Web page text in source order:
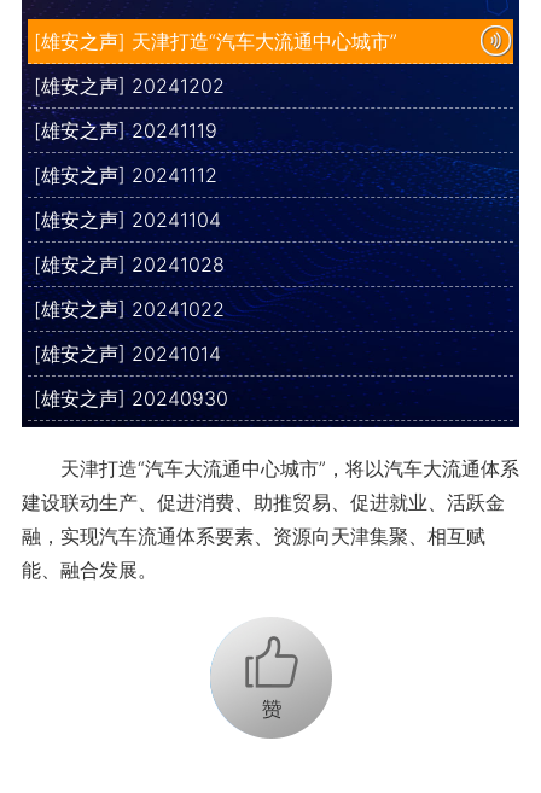
[雄安之声] 天津打造“汽车大流通中心城市”
[雄安之声] 20241202
[雄安之声] 20241119
[雄安之声] 20241112
[雄安之声] 20241104
[雄安之声] 20241028
[雄安之声] 20241022
[雄安之声] 20241014
[雄安之声] 20240930
天津打造“汽车大流通中心城市”，将以汽车大流通体系
建设联动生产、促进消费、助推贸易、促进就业、活跃金
融，实现汽车流通体系要素、资源向天津集聚、相互赋
能、融合发展。
+1